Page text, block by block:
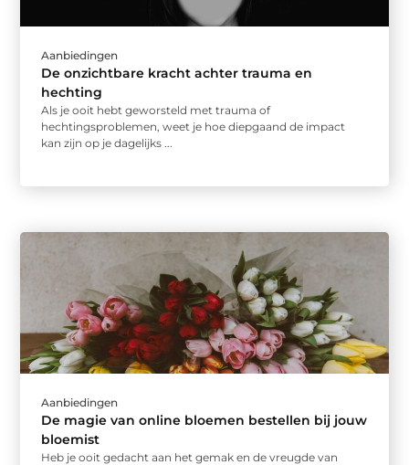
Aanbiedingen
De onzichtbare kracht achter trauma en
hechting
Als je ooit hebt geworsteld met trauma of
hechtingsproblemen, weet je hoe diepgaand de impact
kan zijn op je dagelijks ...
Aanbiedingen
De magie van online bloemen bestellen bij jouw
bloemist
Heb je ooit gedacht aan het gemak en de vreugde van